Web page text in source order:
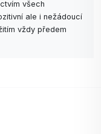
všech
ale i nežádoucí
vždy předem